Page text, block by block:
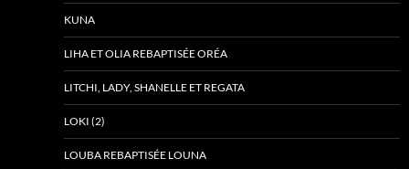
KUNA
LIHA ET OLIA REBAPTISÉE ORÉA
LITCHI, LADY, SHANELLE ET REGATA
LOKI (2)
LOUBA REBAPTISÉE LOUNA